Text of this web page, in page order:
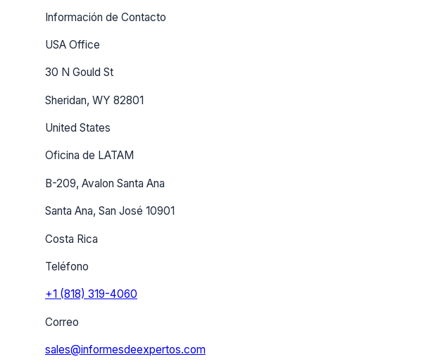
Información de Contacto
USA Office
30 N Gould St
Sheridan, WY 82801
United States
Oficina de LATAM
B-209, Avalon Santa Ana
Santa Ana, San José 10901
Costa Rica
Teléfono
+1 (818) 319-4060
Correo
sales@informesdeexpertos.com